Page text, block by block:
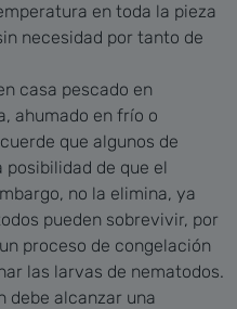
en toda la pieza
necesidad por tanto de
casa pescado en
ahumado en frío o
que algunos de
de que el
no la elimina, ya
pueden sobrevivir, por
proceso de congelación
las larvas de nematodos.
debe alcanzar una